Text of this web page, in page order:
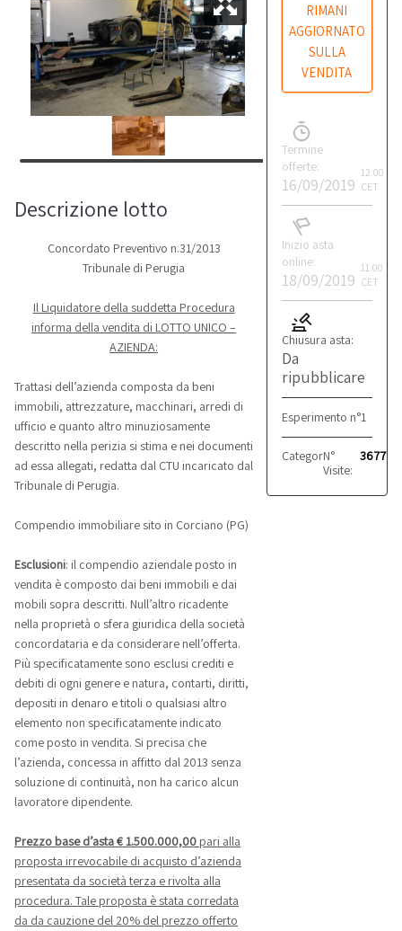
RIMANI
AGGIORNATO
SULLA
VENDITA
Termine
offerte:
16/09/2019
12:00
CET
Inizio asta
online:
18/09/2019
11:00
CET
Chiusura asta:
Da
ripubblicare
Esperimento n°1
Categoria:
N°
Visite:
3677
Descrizione lotto
Concordato Preventivo n.31/2013
Tribunale di Perugia
Il Liquidatore della suddetta Procedura
informa della vendita di LOTTO UNICO –
AZIENDA:
Trattasi dell’azienda composta da beni
immobili, attrezzature, macchinari, arredi di
ufficio e quanto altro minuziosamente
descritto nella perizia si stima e nei documenti
ad essa allegati, redatta dal CTU incaricato dal
Tribunale di Perugia.
Compendio immobiliare sito in Corciano (PG)
Esclusioni: il compendio aziendale posto in
vendita è composto dai beni immobili e dai
mobili sopra descritti. Null’altro ricadente
nella proprietà o sfera giuridica della società
concordataria e da considerare nell’offerta.
Più specificatamente sono esclusi crediti e
debiti di ogni genere e natura, contarti, diritti,
depositi in denaro e titoli o qualsiasi altro
elemento non specificatamente indicato
come posto in vendita. Si precisa che
l’azienda, concessa in affitto dal 2013 senza
soluzione di continuità, non ha carico alcun
lavoratore dipendente.
Prezzo base d’asta € 1.500.000,00 pari alla
proposta irrevocabile di acquisto d’azienda
presentata da società terza e rivolta alla
procedura. Tale proposta è stata corredata
da da cauzione del 20% del prezzo offerto